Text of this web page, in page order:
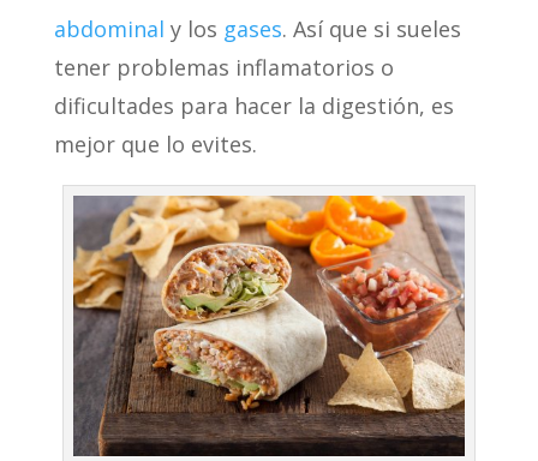
abdominal y los gases. Así que si sueles
tener problemas inflamatorios o
dificultades para hacer la digestión, es
mejor que lo evites.